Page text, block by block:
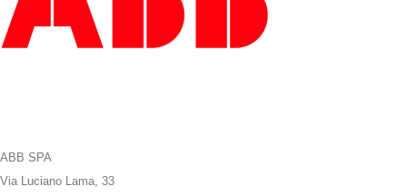
ABB SPA
Via Luciano Lama, 33